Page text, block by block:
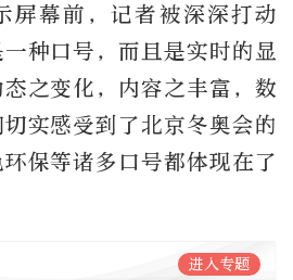
屏幕前，记者被深深打动
种口号，而且是实时的显
之变化，内容之丰富，数
实感受到了北京冬奥会的
保等诸多口号都体现在了
进入专题